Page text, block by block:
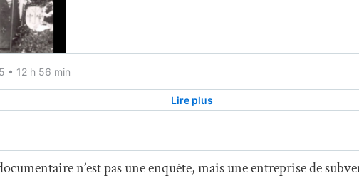
n’est pas une enquête, mais une entreprise de